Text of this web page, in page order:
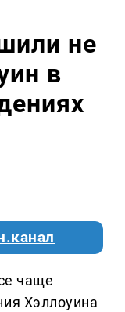
не
в
чаще
Хэллоуина